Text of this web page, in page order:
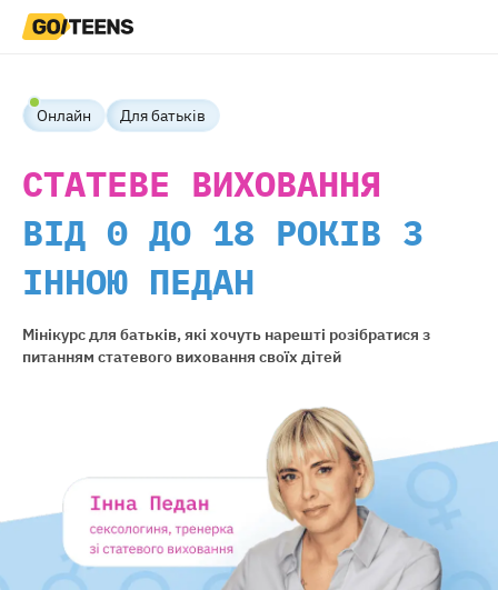
Онлайн Для батьків
СТАТЕВЕ ВИХОВАННЯ
ВІД 0 ДО 18 РОКІВ З
ІННОЮ ПЕДАН
Мінікурс для батьків, які хочуть нарешті розібратися з
питанням статевого виховання своїх дітей